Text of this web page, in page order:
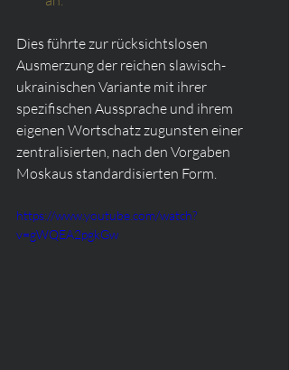
Dies führte zur rücksichtslosen
Ausmerzung der reichen slawisch-
ukrainischen Variante mit ihrer
spezifischen Aussprache und ihrem
eigenen Wortschatz zugunsten einer
zentralisierten, nach den Vorgaben
Moskaus standardisierten Form.
https://www.youtube.com/watch?
v=gWQEA2pgkGw